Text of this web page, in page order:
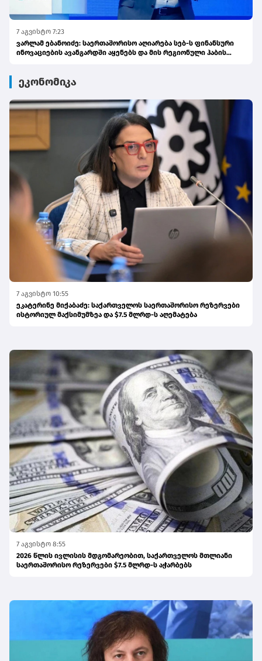
7 აგვისტო 7:23
ვარლამ ებანოიძე: საერთაშორისო აღიარება სებ-ს ფინანსური
ინოვაციების ავანგარდში აყენებს და მის რეგიონული ჰაბის
ეკონომიკა
7 აგვისტო 10:55
ეკატერინე მიქაბაძე: საქართველოს საერთაშორისო რეზერვები
ისტორიულ მაქსიმუმზეა და $7.5 მლრდ-ს აღემატება
7 აგვისტო 8:55
2026 წლის ივლისის მდგომარეობით, საქართველოს მთლიანი
საერთაშორისო რეზერვები $7.5 მლრდ-ს აჭარბებს